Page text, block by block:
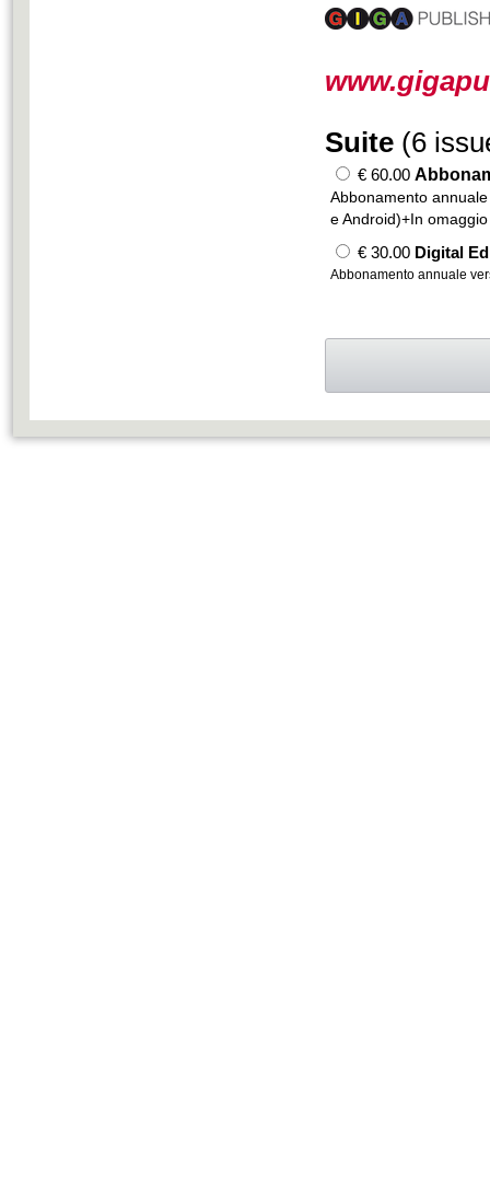
Suite (6
€ 60.00
Abbonamento
e Android)+In
€ 30.00 Digital
Abbonamento annuale